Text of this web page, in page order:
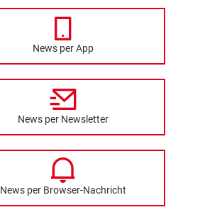
News per App
News per Newsletter
News per Browser-Nachricht